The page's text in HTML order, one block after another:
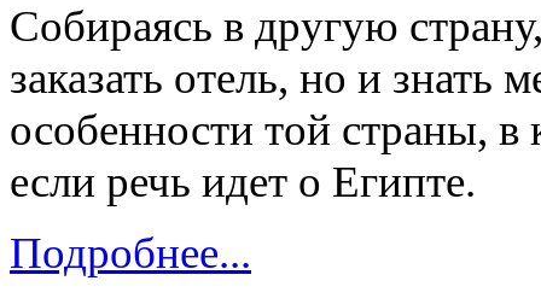
Собираясь в другую
заказать отель, но и
особенности той страны,
если речь идет о Египте.
Подробнее...